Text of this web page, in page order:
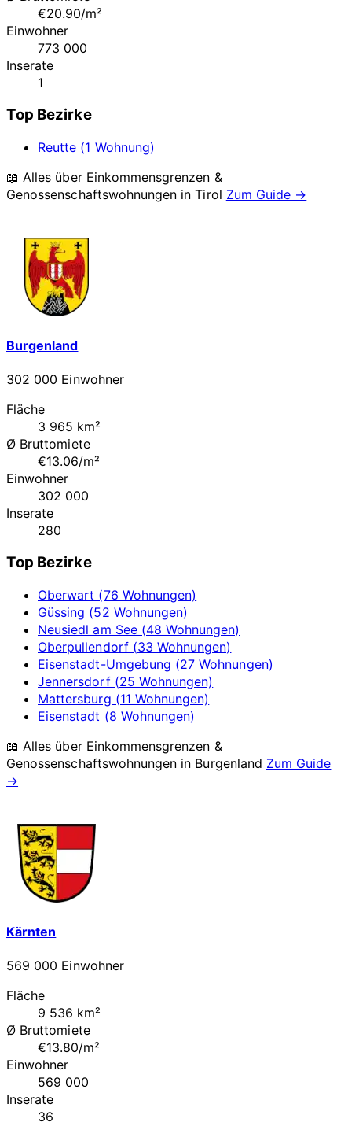
€20.90/m²
Einwohner
773 000
Inserate
1
Top Bezirke
Reutte (1 Wohnung)
📖 Alles über Einkommensgrenzen &
Genossenschaftswohnungen inTirol Zum Guide →
Burgenland
302 000 Einwohner
Fläche
3 965 km²
Ø Bruttomiete
€13.06/m²
Einwohner
302 000
Inserate
280
Top Bezirke
Oberwart (76 Wohnungen)
Güssing (52 Wohnungen)
Neusiedl am See (48 Wohnungen)
Oberpullendorf (33 Wohnungen)
Eisenstadt-Umgebung (27 Wohnungen)
Jennersdorf (25 Wohnungen)
Mattersburg (11 Wohnungen)
Eisenstadt (8 Wohnungen)
📖 Alles über Einkommensgrenzen &
Genossenschaftswohnungen in Burgenland Zum Guide
→
Kärnten
569 000 Einwohner
Fläche
9 536 km²
Ø Bruttomiete
€13.80/m²
Einwohner
569 000
Inserate
36